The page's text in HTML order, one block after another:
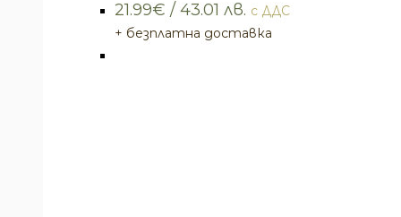
21.99€ / 43.01 лв. с ДДС
+ безплатна доставка